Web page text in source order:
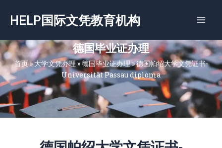
容
HELP国际文凭教育机构
德国毕业证办理
首页»大学文凭办理»德国毕业证办理»德国帕绍大学文凭证书-
Universität Passau diploma